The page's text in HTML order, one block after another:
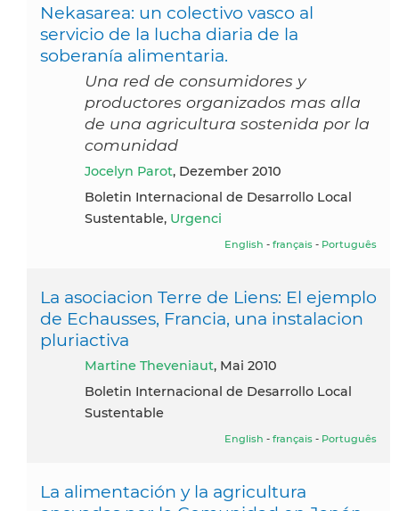
Nekasarea: un colectivo vasco al
servicio de la lucha diaria de la
soberanía alimentaria.
Una red de consumidores y
productores organizados mas alla
de una agricultura sostenida por la
comunidad
Jocelyn Parot, Dezember 2010
Boletin Internacional de Desarrollo Local
Sustentable, Urgenci
English - français - Português
La asociacion Terre de Liens: El ejemplo
de Echausses, Francia, una instalacion
pluriactiva
Martine Theveniaut, Mai 2010
Boletin Internacional de Desarrollo Local
Sustentable
English - français - Português
La alimentación y la agricultura